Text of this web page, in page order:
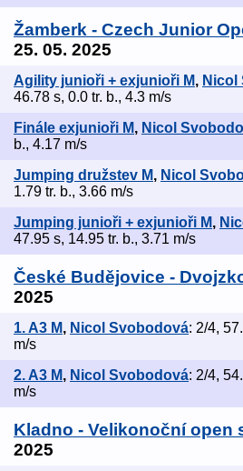
Žamberk - Czech Junior
25. 05. 2025
Agility junioři + exjunioři M, Nicol
46.78 s, 0.0 tr. b., 4.3 m/s
Finále exjunioři M, Nicol
b., 4.17 m/s
Jumping družstev M, Nicol
1.79 tr. b., 3.66 m/s
Jumping junioři + exjunioři M,
47.95 s, 14.95 tr. b., 3.71 m/s
České Budějovice -
2025
1. A3 M, Nicol Svobodová: 2/4,
m/s
2. A3 M, Nicol Svobodová: 2/4,
m/s
Kladno - Velikonoční open
2025